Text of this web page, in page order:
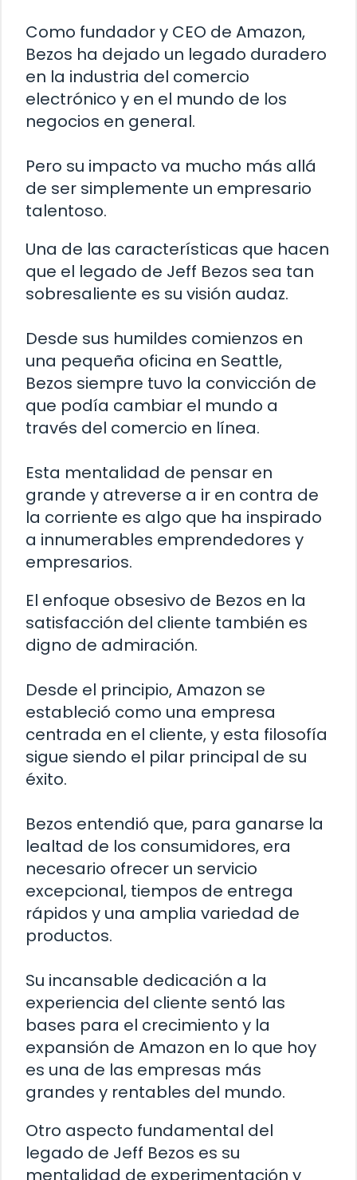
Como fundador y CEO de Amazon,
Bezos ha dejado un legado duradero
en la industria del comercio
electrónico y en el mundo de los
negocios en general.
Pero su impacto va mucho más allá
de ser simplemente un empresario
talentoso.
Una de las características que hacen
que el legado de Jeff Bezos sea tan
sobresaliente es su visión audaz.
Desde sus humildes comienzos en
una pequeña oficina en Seattle,
Bezos siempre tuvo la convicción de
que podía cambiar el mundo a
través del comercio en línea.
Esta mentalidad de pensar en
grande y atreverse a ir en contra de
la corriente es algo que ha inspirado
a innumerables emprendedores y
empresarios.
El enfoque obsesivo de Bezos en la
satisfacción del cliente también es
digno de admiración.
Desde el principio, Amazon se
estableció como una empresa
centrada en el cliente, y esta filosofía
sigue siendo el pilar principal de su
éxito.
Bezos entendió que, para ganarse la
lealtad de los consumidores, era
necesario ofrecer un servicio
excepcional, tiempos de entrega
rápidos y una amplia variedad de
productos.
Su incansable dedicación a la
experiencia del cliente sentó las
bases para el crecimiento y la
expansión de Amazon en lo que hoy
es una de las empresas más
grandes y rentables del mundo.
Otro aspecto fundamental del
legado de Jeff Bezos es su
mentalidad de experimentación y